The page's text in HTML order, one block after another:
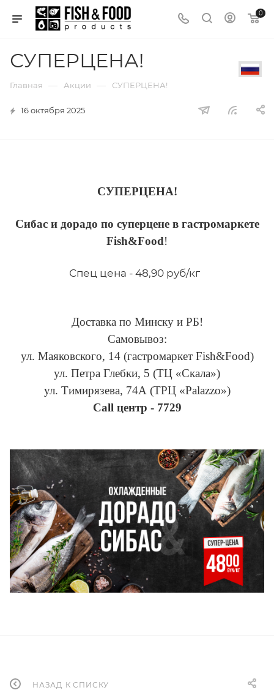
0
СУПЕРЦЕНА!
Главная — Акции — СУПЕРЦЕНА!
16 октября 2025
СУПЕРЦЕНА!
Сибас и дорадо по суперцене в гастромаркете
Fish&Food!
Спец цена - 48,90 руб/кг
Доставка по Минску и РБ!
Самовывоз:
ул. Маяковского, 14 (гастромаркет Fish&Food)
ул. Петра Глебки, 5 (ТЦ «Скала»)
ул. Тимирязева, 74А (ТРЦ «Palazzo»)
Сall центр - 7729
НАЗАД К СПИСКУ